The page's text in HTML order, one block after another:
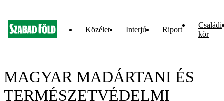
Közélet Interjú Riport
Családi
kör
MAGYAR MADÁRTANI ÉS
TERMÉSZETVÉDELMI